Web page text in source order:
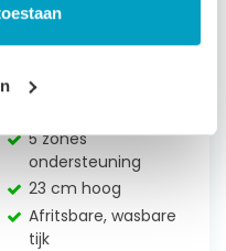
Mercurius
5 zones
ondersteuning
23 cm hoog
Afritsbare, wasbare
tijk